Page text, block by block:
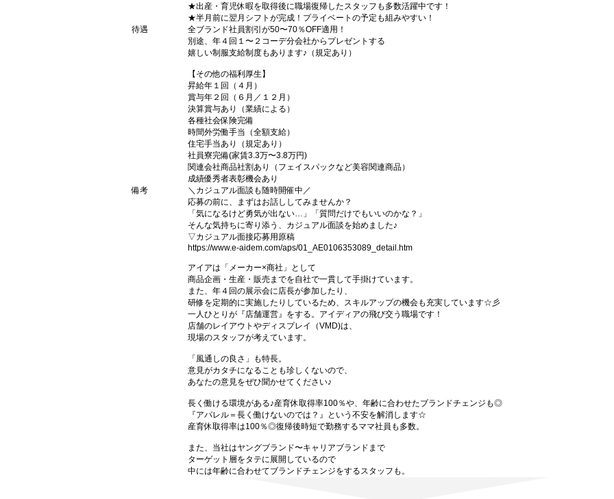
★出産・育児休暇を取得後に職場復帰したスタッフも多数活躍中です！
★半月前に翌月シフトが完成！プライベートの予定も組みやすい！
待遇
全ブランド社員割引が50〜70％OFF適用！
別途、年４回１〜２コーデ分会社からプレゼントする
嬉しい制服支給制度もあります♪（規定あり）
【その他の福利厚生】
昇給年１回（４月）
賞与年２回（６月／１２月）
決算賞与あり（業績による）
各種社会保険完備
時間外労働手当（全額支給）
住宅手当あり（規定あり）
社員寮完備(家賃3.3万〜3.8万円)
関連会社商品社割あり（フェイスパックなど美容関連商品）
成績優秀者表彰機会あり
備考
＼カジュアル面談も随時開催中／
応募の前に、まずはお話ししてみませんか？
「気になるけど勇気が出ない…」「質問だけでもいいのかな？」
そんな気持ちに寄り添う、カジュアル面談を始めました♪
▽カジュアル面接応募用原稿
https://www.e-aidem.com/aps/01_AE0106353089_detail.htm
アイアは「メーカー×商社」として
商品企画・生産・販売までを自社で一貫して手掛けています。
また、年４回の展示会に店長が参加したり、
研修を定期的に実施したりしているため、スキルアップの機会も充実しています☆彡
一人ひとりが『店舗運営』をする。アイディアの飛び交う職場です！
店舗のレイアウトやディスプレイ（VMD)は、
現場のスタッフが考えています。
「風通しの良さ」も特長。
意見がカタチになることも珍しくないので、
あなたの意見をぜひ聞かせてください♪
長く働ける環境がある♪産育休取得率100％や、年齢に合わせたブランドチェンジも◎
『アパレル＝長く働けないのでは？』という不安を解消します☆
産育休取得率は100％◎復帰後時短で勤務するママ社員も多数。
また、当社はヤングブランド〜キャリアブランドまで
ターゲット層をタテに展開しているので
中には年齢に合わせてブランドチェンジをするスタッフも。